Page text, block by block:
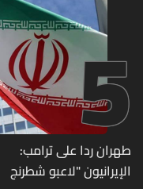
5
طهران ردا على ترامب:
الإيرانيون "لاعبو شطرنج